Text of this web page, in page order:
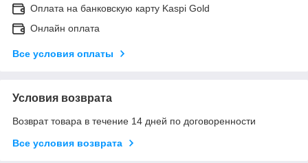
Оплата на банковскую карту Kaspi Gold
Онлайн оплата
Все условия оплаты
Условия возврата
Возврат товара в течение 14 дней по договоренности
Все условия возврата